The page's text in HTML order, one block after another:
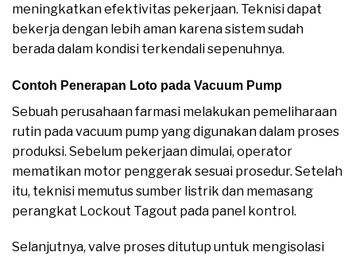
meningkatkan efektivitas pekerjaan. Teknisi dapat
bekerja dengan lebih aman karena sistem sudah
berada dalam kondisi terkendali sepenuhnya.
Contoh Penerapan Loto pada Vacuum Pump
Sebuah perusahaan farmasi melakukan pemeliharaan
rutin pada vacuum pump yang digunakan dalam proses
produksi. Sebelum pekerjaan dimulai, operator
mematikan motor penggerak sesuai prosedur. Setelah
itu, teknisi memutus sumber listrik dan memasang
perangkat Lockout Tagout pada panel kontrol.
Selanjutnya, valve proses ditutup untuk mengisolasi